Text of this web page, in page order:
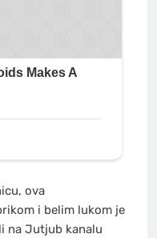
ova
i belim lukom je
na Jutjub kanalu